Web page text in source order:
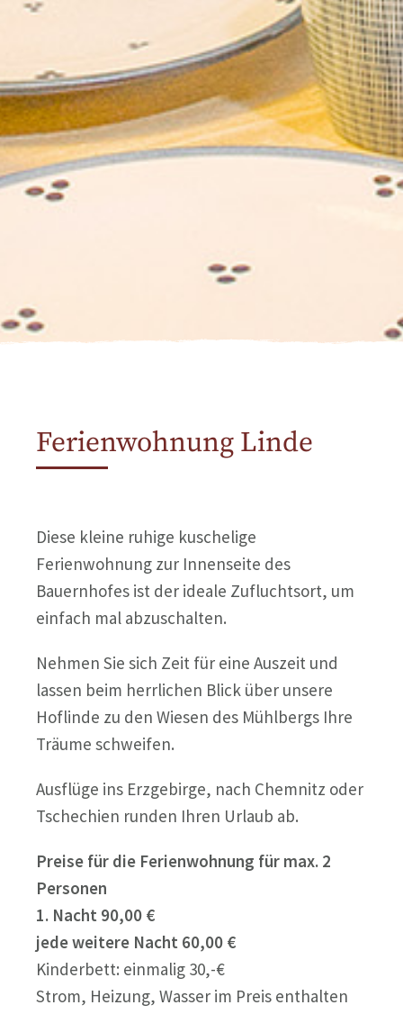
Ferienwohnung Linde
Diese kleine ruhige kuschelige
Ferienwohnung zur Innenseite des
Bauernhofes ist der ideale Zufluchtsort, um
einfach mal abzuschalten.
Nehmen Sie sich Zeit für eine Auszeit und
lassen beim herrlichen Blick über unsere
Hoflinde zu den Wiesen des Mühlbergs Ihre
Träume schweifen.
Ausflüge ins Erzgebirge, nach Chemnitz oder
Tschechien runden Ihren Urlaub ab.
Preise für die Ferienwohnung für max. 2
Personen
1. Nacht 90,00 €
jede weitere Nacht 60,00 €
Kinderbett: einmalig 30,-€
Strom, Heizung, Wasser im Preis enthalten